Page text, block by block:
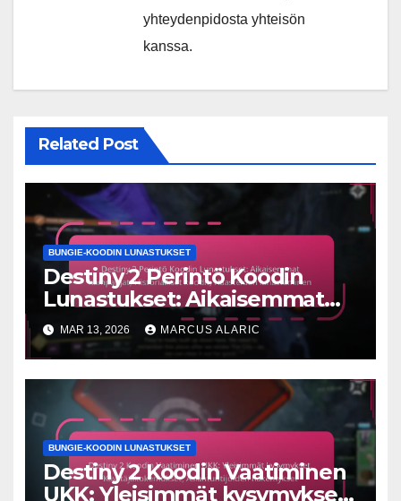
yhteydenpidosta yhteisön
kanssa.
Related Post
BUNGIE-KOODIN LUNASTUKSET
Destiny 2 Perintö Koodin
Lunastukset: Aikaisemmat
kampanjat, Historialliset
koodit, Haasteiden
lunastaminen
MAR 13, 2026 MARCUS ALARIC
BUNGIE-KOODIN LUNASTUKSET
Destiny 2 Koodin Vaatiminen
UKK: Yleisimmät kysymykset,